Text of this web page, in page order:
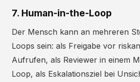
7. Human-in-the-Loop
Der Mensch kann an mehreren
Loops sein: als Freigabe vor
Aufrufen, als Reviewer in einem
Loop, als Eskalationsziel bei